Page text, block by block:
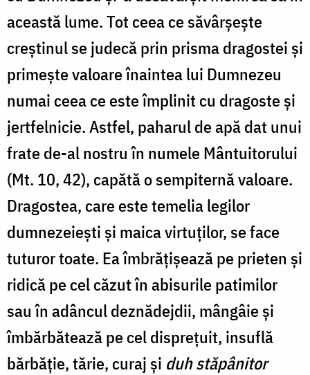
această lume. Tot ceea ce săvârșește
creștinul se judecă prin prisma dragostei și
primește valoare înaintea lui Dumnezeu
numai ceea ce este împlinit cu dragoste și
jertfelnicie. Astfel, paharul de apă dat unui
frate de-al nostru în numele Mântuitorului
(Mt. 10, 42), capătă o sempiternă valoare.
Dragostea, care este temelia legilor
dumnezeiești și maica virtuților, se face
tuturor toate. Ea îmbrățișează pe prieten și
ridică pe cel căzut în abisurile patimilor
sau în adâncul deznădejdii, mângâie și
îmbărbătează pe cel disprețuit, insuflă
bărbăție, tărie, curaj și duh stăpânitor